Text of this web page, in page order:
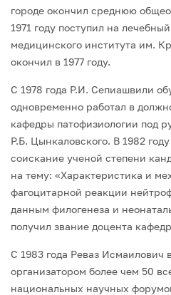
городе окончил среднюю
1971 году поступил на
медицинского института им.
окончил в 1977 году.
С 1978 года Р.И. Сепиашвили
одновременно работал в
кафедры патофизиологии под
Р.Б. Цынкаловского. В 1982
соискание ученой сте­пени
на тему: «Характеристика и
фагоцитарной реакции
данным филогенеза и
получил звание доцента
С 1983 года Реваз Исмаилович
организатором более чем 50
национальных научных